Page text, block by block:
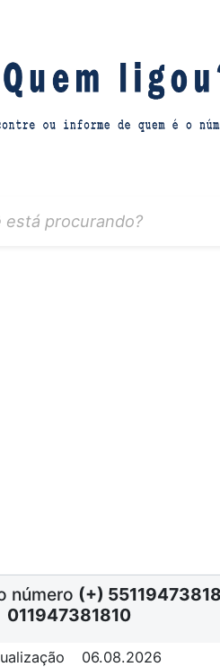
número (+)
011947381810
06.08.2026